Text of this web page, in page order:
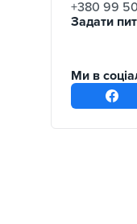
+380 99
Задати
Ми в